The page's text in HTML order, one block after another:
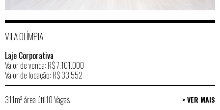
VILA OLÍMPIA
Laje Corporativa
Valor de venda: R$ 7.101.000
Valor de locação: R$ 33.552
311m² área útil10 Vagas > VER MAIS